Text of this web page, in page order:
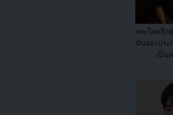
สละโสดอีก
มินจองประ
เป็น